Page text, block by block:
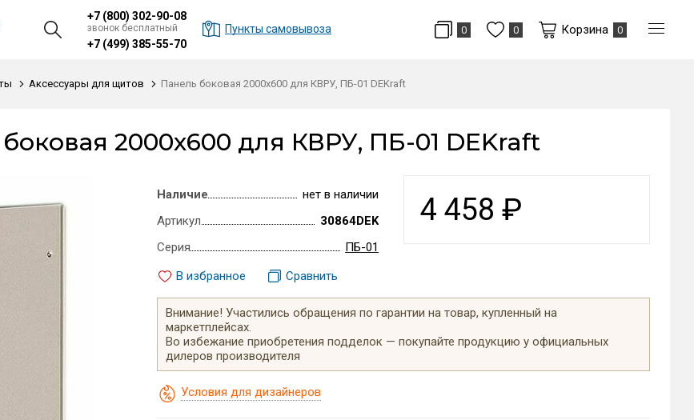
+7 (800) 302-90-08
звонок бесплатный
+7 (499) 385-55-70
Пункты самовывоза 0 0 Корзина 0
Аксессуары для щитов Панель боковая 2000х600 для КВРУ, ПБ-01 DEKraft
2000х600 для КВРУ, ПБ-01 DEKraft
4 458 ₽
Наличие
нет в наличии
Артикул
30864DEK
Серия
ПБ-01
В избранное
Сравнить
Внимание! Участились обращения по гарантии на товар, купленный на
маркетплейсах.
Во избежание приобретения подделок — покупайте продукцию у официальных
дилеров производителя
Условия для дизайнеров